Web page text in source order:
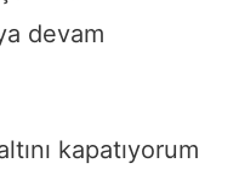
devam
kapatıyorum